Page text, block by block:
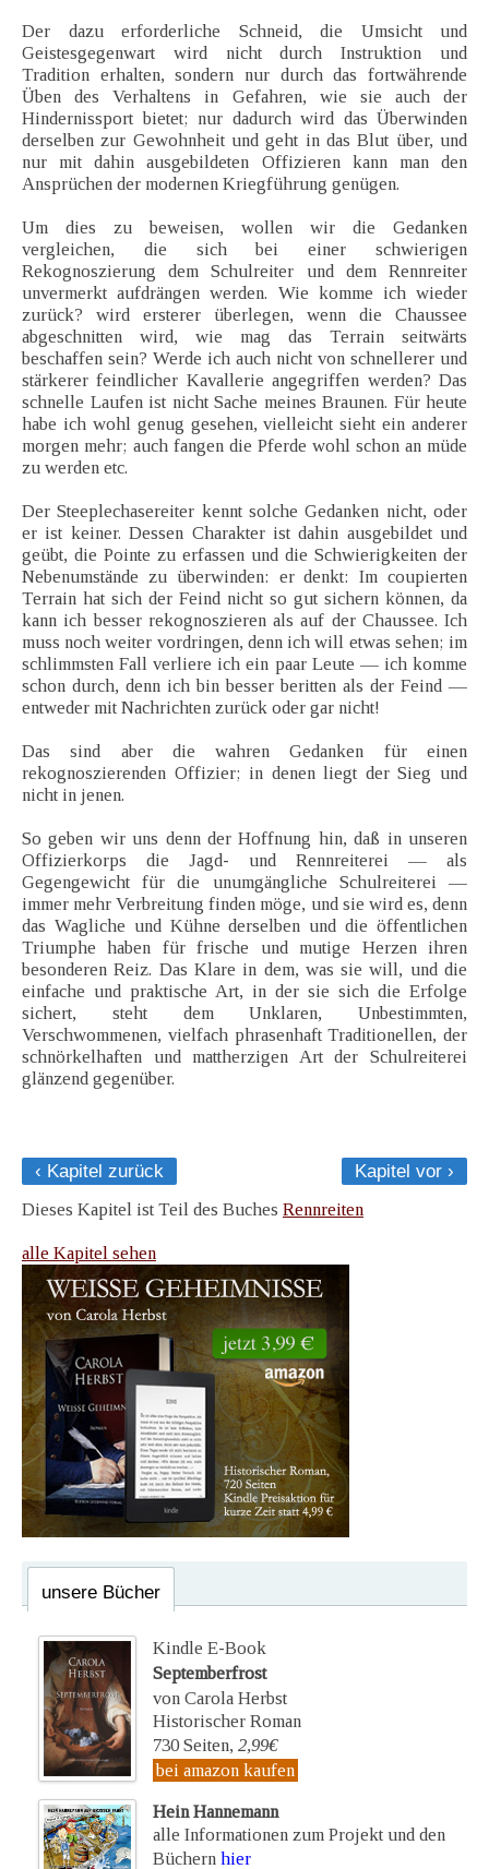
Der dazu erforderliche Schneid, die Umsicht und
Geistesgegenwart wird nicht durch Instruktion und
Tradition erhalten, sondern nur durch das fortwährende
Üben des Verhaltens in Gefahren, wie sie auch der
Hindernissport bietet; nur dadurch wird das Überwinden
derselben zur Gewohnheit und geht in das Blut über, und
nur mit dahin ausgebildeten Offizieren kann man den
Ansprüchen der modernen Kriegführung genügen.
Um dies zu beweisen, wollen wir die Gedanken
vergleichen, die sich bei einer schwierigen
Rekognoszierung dem Schulreiter und dem Rennreiter
unvermerkt aufdrängen werden. Wie komme ich wieder
zurück? wird ersterer überlegen, wenn die Chaussee
abgeschnitten wird, wie mag das Terrain seitwärts
beschaffen sein? Werde ich auch nicht von schnellerer und
stärkerer feindlicher Kavallerie angegriffen werden? Das
schnelle Laufen ist nicht Sache meines Braunen. Für heute
habe ich wohl genug gesehen, vielleicht sieht ein anderer
morgen mehr; auch fangen die Pferde wohl schon an müde
zu werden etc.
Der Steeplechasereiter kennt solche Gedanken nicht, oder
er ist keiner. Dessen Charakter ist dahin ausgebildet und
geübt, die Pointe zu erfassen und die Schwierigkeiten der
Nebenumstände zu überwinden: er denkt: Im coupierten
Terrain hat sich der Feind nicht so gut sichern können, da
kann ich besser rekognoszieren als auf der Chaussee. Ich
muss noch weiter vordringen, denn ich will etwas sehen; im
schlimmsten Fall verliere ich ein paar Leute — ich komme
schon durch, denn ich bin besser beritten als der Feind —
entweder mit Nachrichten zurück oder gar nicht!
Das sind aber die wahren Gedanken für einen
rekognoszierenden Offizier; in denen liegt der Sieg und
nicht in jenen.
So geben wir uns denn der Hoffnung hin, daß in unseren
Offizierkorps die Jagd- und Rennreiterei — als
Gegengewicht für die unumgängliche Schulreiterei —
immer mehr Verbreitung finden möge, und sie wird es, denn
das Wagliche und Kühne derselben und die öffentlichen
Triumphe haben für frische und mutige Herzen ihren
besonderen Reiz. Das Klare in dem, was sie will, und die
einfache und praktische Art, in der sie sich die Erfolge
sichert, steht dem Unklaren, Unbestimmten,
Verschwommenen, vielfach phrasenhaft Traditionellen, der
schnörkelhaften und mattherzigen Art der Schulreiterei
glänzend gegenüber.
‹ Kapitel zurück
Kapitel vor ›
Dieses Kapitel ist Teil des Buches Rennreiten
alle Kapitel sehen
unsere Bücher
Kindle E-Book
Septemberfrost
von Carola Herbst
Historischer Roman
730 Seiten, 2,99€
bei amazon kaufen
Hein Hannemann
alle Informationen zum Projekt und den
Büchern hier